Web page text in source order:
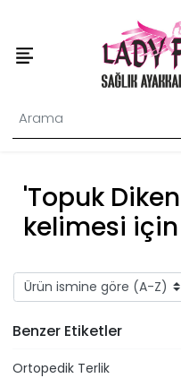
'Topuk
kelimesi
Benzer Etiketler
Ortopedik Terlik